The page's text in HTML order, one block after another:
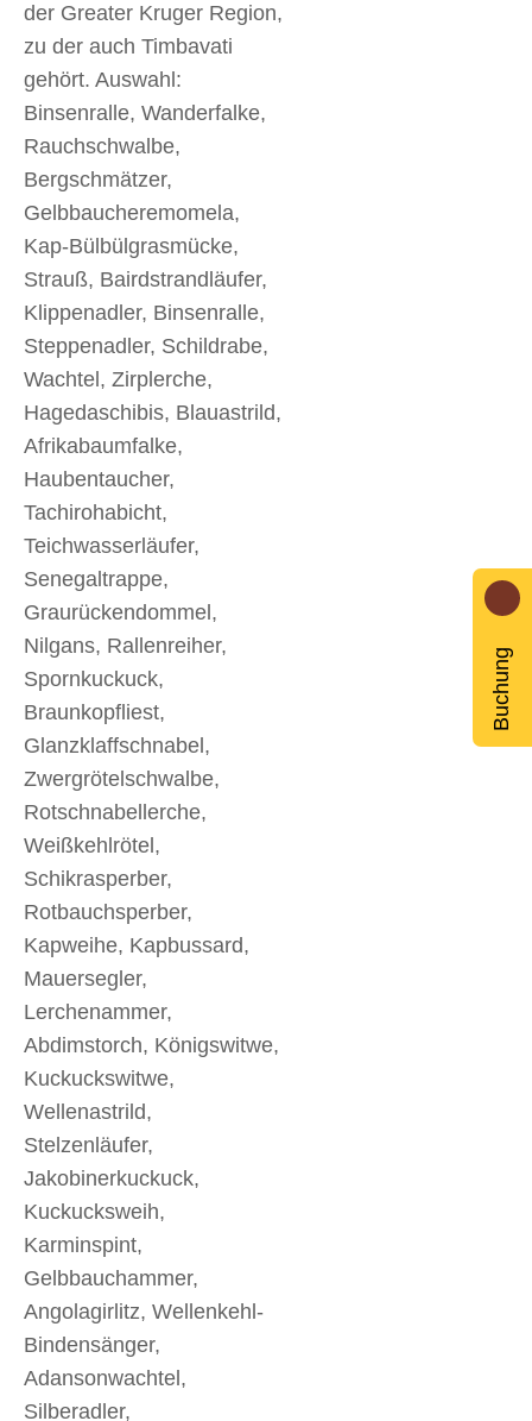
der Greater Kruger Region,
zu der auch Timbavati
gehört. Auswahl:
Binsenralle, Wanderfalke,
Rauchschwalbe,
Bergschmätzer,
Gelbbaucheremomela,
Kap-Bülbülgrasmücke,
Strauß, Bairdstrandläufer,
Klippenadler, Binsenralle,
Steppenadler, Schildrabe,
Wachtel, Zirplerche,
Hagedaschibis, Blauastrild,
Afrikabaumfalke,
Haubentaucher,
Tachirohabicht,
Teichwasserläufer,
Senegaltrappe,
Graurückendommel,
Nilgans, Rallenreiher,
Spornkuckuck,
Braunkopfliest,
Glanzklaffschnabel,
Zwergrötelschwalbe,
Rotschnabellerche,
Weißkehlrötel,
Schikrasperber,
Rotbauchsperber,
Kapweihe, Kapbussard,
Mauersegler,
Lerchenammer,
Abdimstorch, Königswitwe,
Kuckuckswitwe,
Wellenastrild,
Stelzenläufer,
Jakobinerkuckuck,
Kuckucksweih,
Karminspint,
Gelbbauchammer,
Angolagirlitz, Wellenkehl-
Bindensänger,
Adansonwachtel,
Silberadler,
Buchung